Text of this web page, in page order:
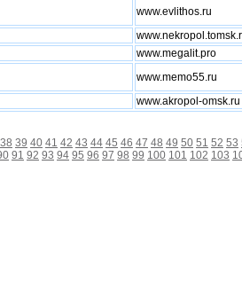
www.evlithos.ru
www.megalit.pro
www.memo55.ru
www.akropol-omsk.ru
38 39 40 41 42 43 44 45 46 47 48 49 50 51 52 53
91 92 93 94 95 96 97 98 99 100 101 102 103